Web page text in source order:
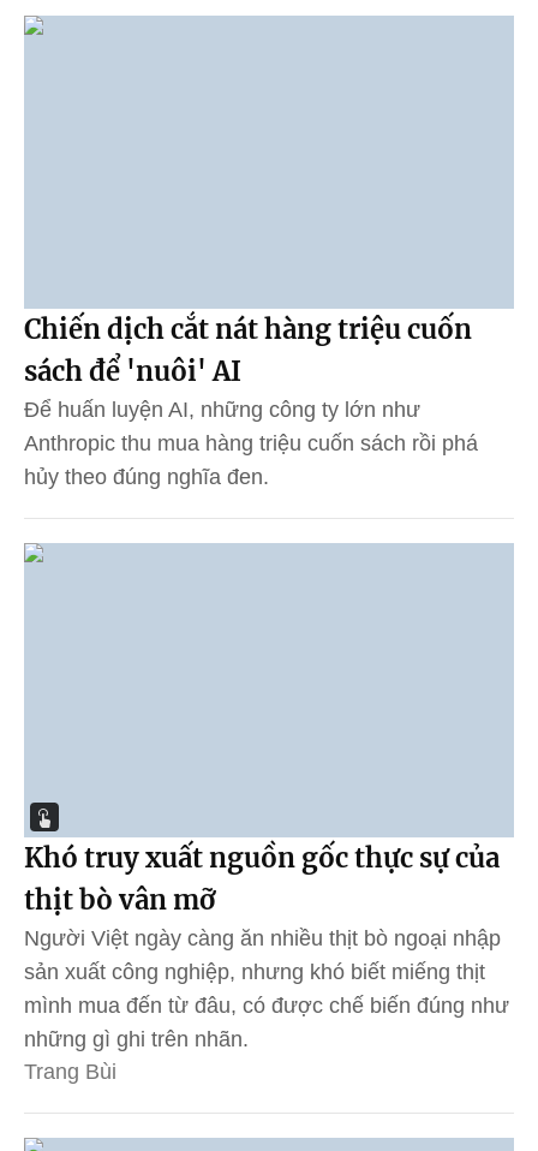
Chiến dịch cắt nát hàng triệu cuốn
sách để 'nuôi' AI
Để huấn luyện AI, những công ty lớn như
Anthropic thu mua hàng triệu cuốn sách rồi phá
hủy theo đúng nghĩa đen.
Khó truy xuất nguồn gốc thực sự của
thịt bò vân mỡ
Người Việt ngày càng ăn nhiều thịt bò ngoại nhập
sản xuất công nghiệp, nhưng khó biết miếng thịt
mình mua đến từ đâu, có được chế biến đúng như
những gì ghi trên nhãn.
Trang Bùi